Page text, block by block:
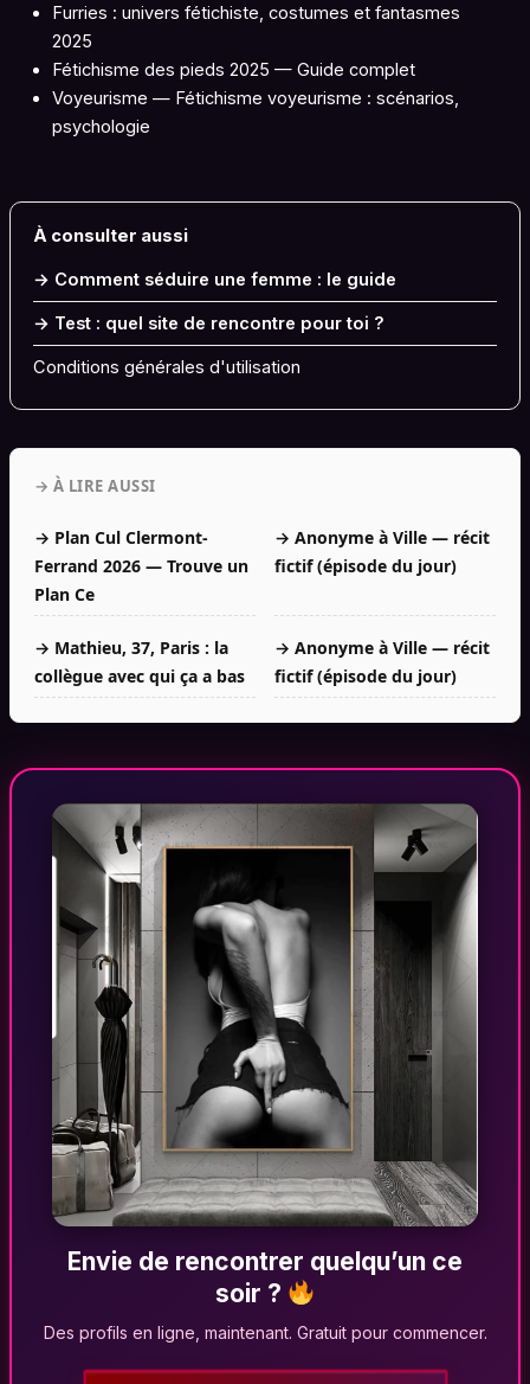
Furries : univers fétichiste, costumes et fantasmes
2025
Fétichisme des pieds 2025 — Guide complet
Voyeurisme — Fétichisme voyeurisme : scénarios,
psychologie
À consulter aussi
→ Comment séduire une femme : le guide
→ Test : quel site de rencontre pour toi ?
Conditions générales d'utilisation
→ À LIRE AUSSI
→ Plan Cul Clermont-
Ferrand 2026 — Trouve un
Plan Ce
→ Anonyme à Ville — récit
fictif (épisode du jour)
→ Mathieu, 37, Paris : la
collègue avec qui ça a bas
→ Anonyme à Ville — récit
fictif (épisode du jour)
Envie de rencontrer quelqu’un ce
soir ?
Des profils en ligne, maintenant. Gratuit pour commencer.